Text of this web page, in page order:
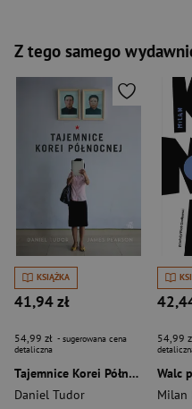
Z tego samego
KSIĄŻKA
41,94 zł
54,99 zł - sugerowana cena
detaliczna
Tajemnice Korei Północnej
Daniel Tudor
54,99
Walc
Milan